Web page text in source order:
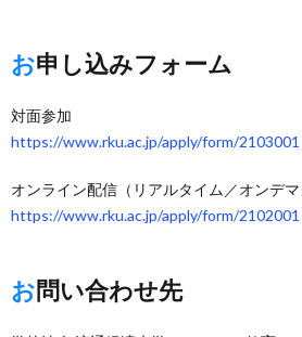
お申し込みフォーム
対面参加
https://www.rku.ac.jp/apply/form/2103001
オンライン配信（リアルタイム／オンデマ
https://www.rku.ac.jp/apply/form/2102001
お問い合わせ先